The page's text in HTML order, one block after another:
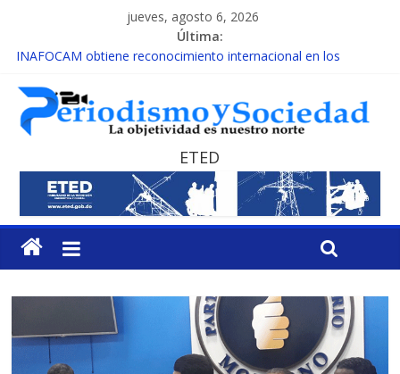
jueves, agosto 6, 2026
Última:
INAFOCAM obtiene reconocimiento internacional en los
15 de febrero de cada año es Día Nacional de la lucha contra el
cáncer infantil
EL ENFOQUE UNILATERAL DE LA COALICIÓN
MESCyT y Universidad Albizu apoyarán rehabilitación de
reclusos
MESCyT presenta calendario de Consulta Nacional por la
Educación
ETED